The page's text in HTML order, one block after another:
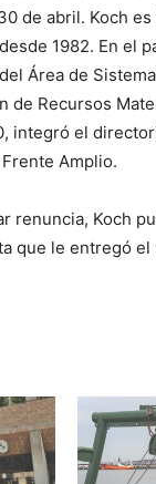
de abril. Koch
1982. En el
Área de
de Recursos
integró el
Amplio.
renuncia, Koch
que le entregó